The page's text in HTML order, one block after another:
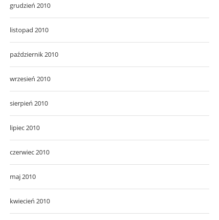
grudzień 2010
listopad 2010
październik 2010
wrzesień 2010
sierpień 2010
lipiec 2010
czerwiec 2010
maj 2010
kwiecień 2010